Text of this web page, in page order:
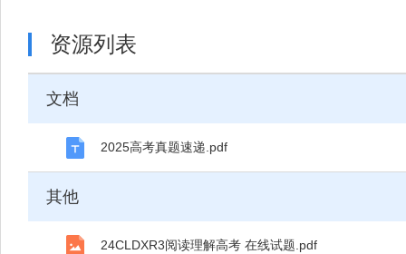
资源列表
文档
2025高考真题速递.pdf
其他
24CLDXR3阅读理解高考 在线试题.pdf